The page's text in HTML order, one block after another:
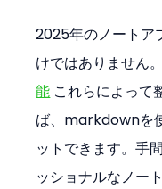
2025年のノートア
けではありません
能 これらによって
ば、markdownを
ットできます。手
ッショナルなノー